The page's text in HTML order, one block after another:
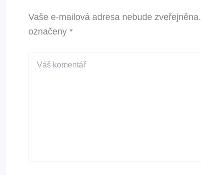
Vaše e-mailová adresa nebude zveřejněna.
označeny *
komentář